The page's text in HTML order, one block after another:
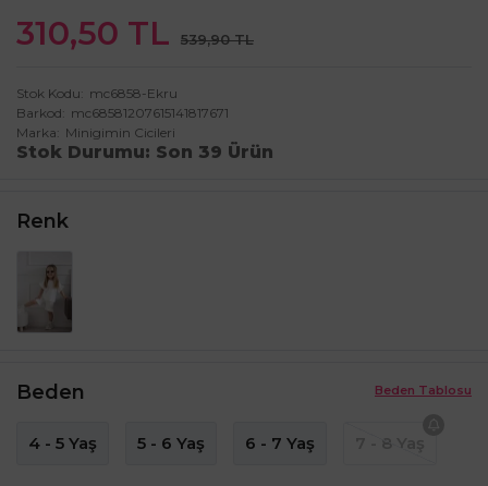
310,50 TL 539,90 TL
Stok Kodu
mc6858-Ekru
Barkod
mc68581207615141817671
Marka
Minigimin Cicileri
Stok Durumu Son 39 Ürün
Renk
Beden Tablosu
Beden
4 - 5 Yaş 5 - 6 Yaş 6 - 7 Yaş